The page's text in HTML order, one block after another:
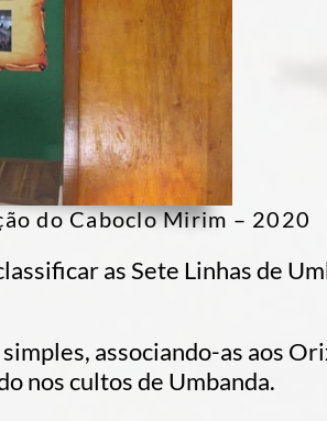
do Caboclo Mirim – 2020
as Sete Linhas de
associando-as aos
nos cultos de Umbanda.